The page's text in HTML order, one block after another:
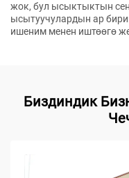
жок, бул ысыктыктын
ысытуучулардын ар
ишеним менен иштөөгө
Биздиндик